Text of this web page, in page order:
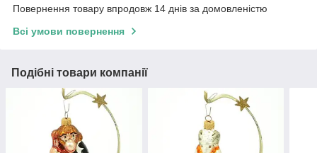
Повернення товару впродовж 14 днів за домовленістю
Всі умови повернення
Подібні товари компанії